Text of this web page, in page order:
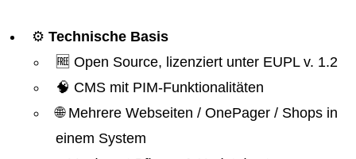
⚙️ Technische Basis
🆓 Open Source, lizenziert unter EUPL v. 1.2
🧠 CMS mit PIM-Funktionalitäten
🌐 Mehrere Webseiten / OnePager / Shops in
einem System